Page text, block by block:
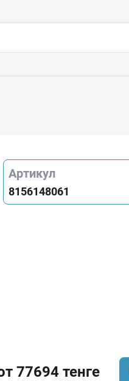
Артикул
8156148061
77694 тенге